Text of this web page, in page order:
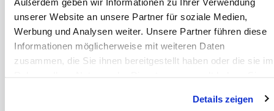
unserer Website an unsere Partner für soziale Medien,
Werbung und Analysen weiter. Unsere Partner führen diese
Informationen möglicherweise mit weiteren Daten
zusammen, die Sie ihnen bereitgestellt haben oder die sie im
Details zeigen
(GaPa-Tagblatt - 20.11.2012)
ARTIKEL IM MAGAZIN
"THE STRAD"
(the Strad magazine - 11/2012)